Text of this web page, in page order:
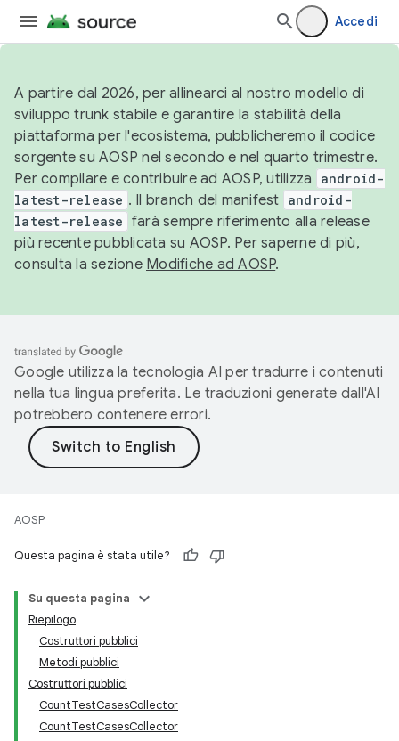
Accedi
A partire dal 2026, per allinearci al nostro modello di
sviluppo trunk stabile e garantire la stabilità della
piattaforma per l'ecosistema, pubblicheremo il codice
sorgente su AOSP nel secondo e nel quarto trimestre.
Per compilare e contribuire ad AOSP, utilizza
android-
latest-release . Il branch del manifest android-
latest-release farà sempre riferimento alla release
più recente pubblicata su AOSP. Per saperne di più,
consulta la sezione Modifiche ad AOSP.
Google utilizza la tecnologia AI per tradurre i contenuti
nella tua lingua preferita. Le traduzioni generate dall'AI
potrebbero contenere errori.
AOSP
Questa pagina è stata utile?
Su questa pagina
Riepilogo
Costruttori pubblici
Metodi pubblici
Costruttori pubblici
CountTestCasesCollector
CountTestCasesCollector